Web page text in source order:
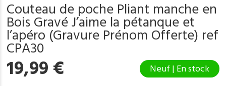
Couteau de poche Pliant manche en
Bois Gravé J’aime la pétanque et
l’apéro (Gravure Prénom Offerte) ref
CPA30
19,99 € Neuf | En stock